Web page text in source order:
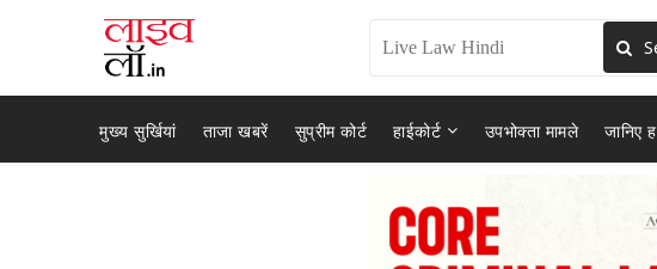
मुख्य सुर्खियां ताजा खबरें सुप्रीम कोर्ट हाईकोर्ट उपभोक्ता मामले जानिए